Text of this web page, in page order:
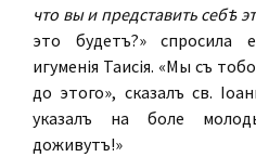
что вы и представить себѣ
это будетъ?» спросила
игуменія Таисія. «Мы съ
до этого», сказалъ св.
указалъ на болѣе
доживутъ!»